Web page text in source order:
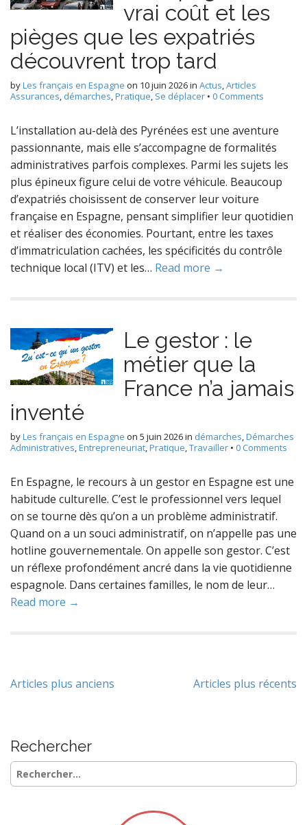
vrai coût et les
pièges que les expatriés
découvrent trop tard
byLes français en Espagne on 10 juin 2026in Actus,Articles
Assurances, démarches,Pratique, Se déplacer • 0 Comments
L’installation au-delà des Pyrénées est une aventure
passionnante, mais elle s’accompagne de formalités
administratives parfois complexes. Parmi les sujets les
plus épineux figure celui de votre véhicule. Beaucoup
d’expatriés choisissent de conserver leur voiture
française en Espagne, pensant simplifier leur quotidien
et réaliser des économies. Pourtant, entre les taxes
d’immatriculation cachées, les spécificités du contrôle
technique local (ITV) et les… Read more →
Le gestor : le
métier que la
France n’a jamais
inventé
byLes français en Espagne on 5 juin 2026in démarches,Démarches
Administratives,Entrepreneuriat,Pratique,Travailler • 0 Comments
En Espagne, le recours à un gestor en Espagne est une
habitude culturelle. C’est le professionnel vers lequel
on se tourne dès qu’on a un problème administratif.
Quand on a un souci administratif, on n’appelle pas une
hotline gouvernementale. On appelle son gestor. C’est
un réflexe profondément ancré dans la vie quotidienne
espagnole. Dans certaines familles, le nom de leur…
Read more →
Navigation
Articles plus anciens Articles plus récents
Rechercher
Rechercher :